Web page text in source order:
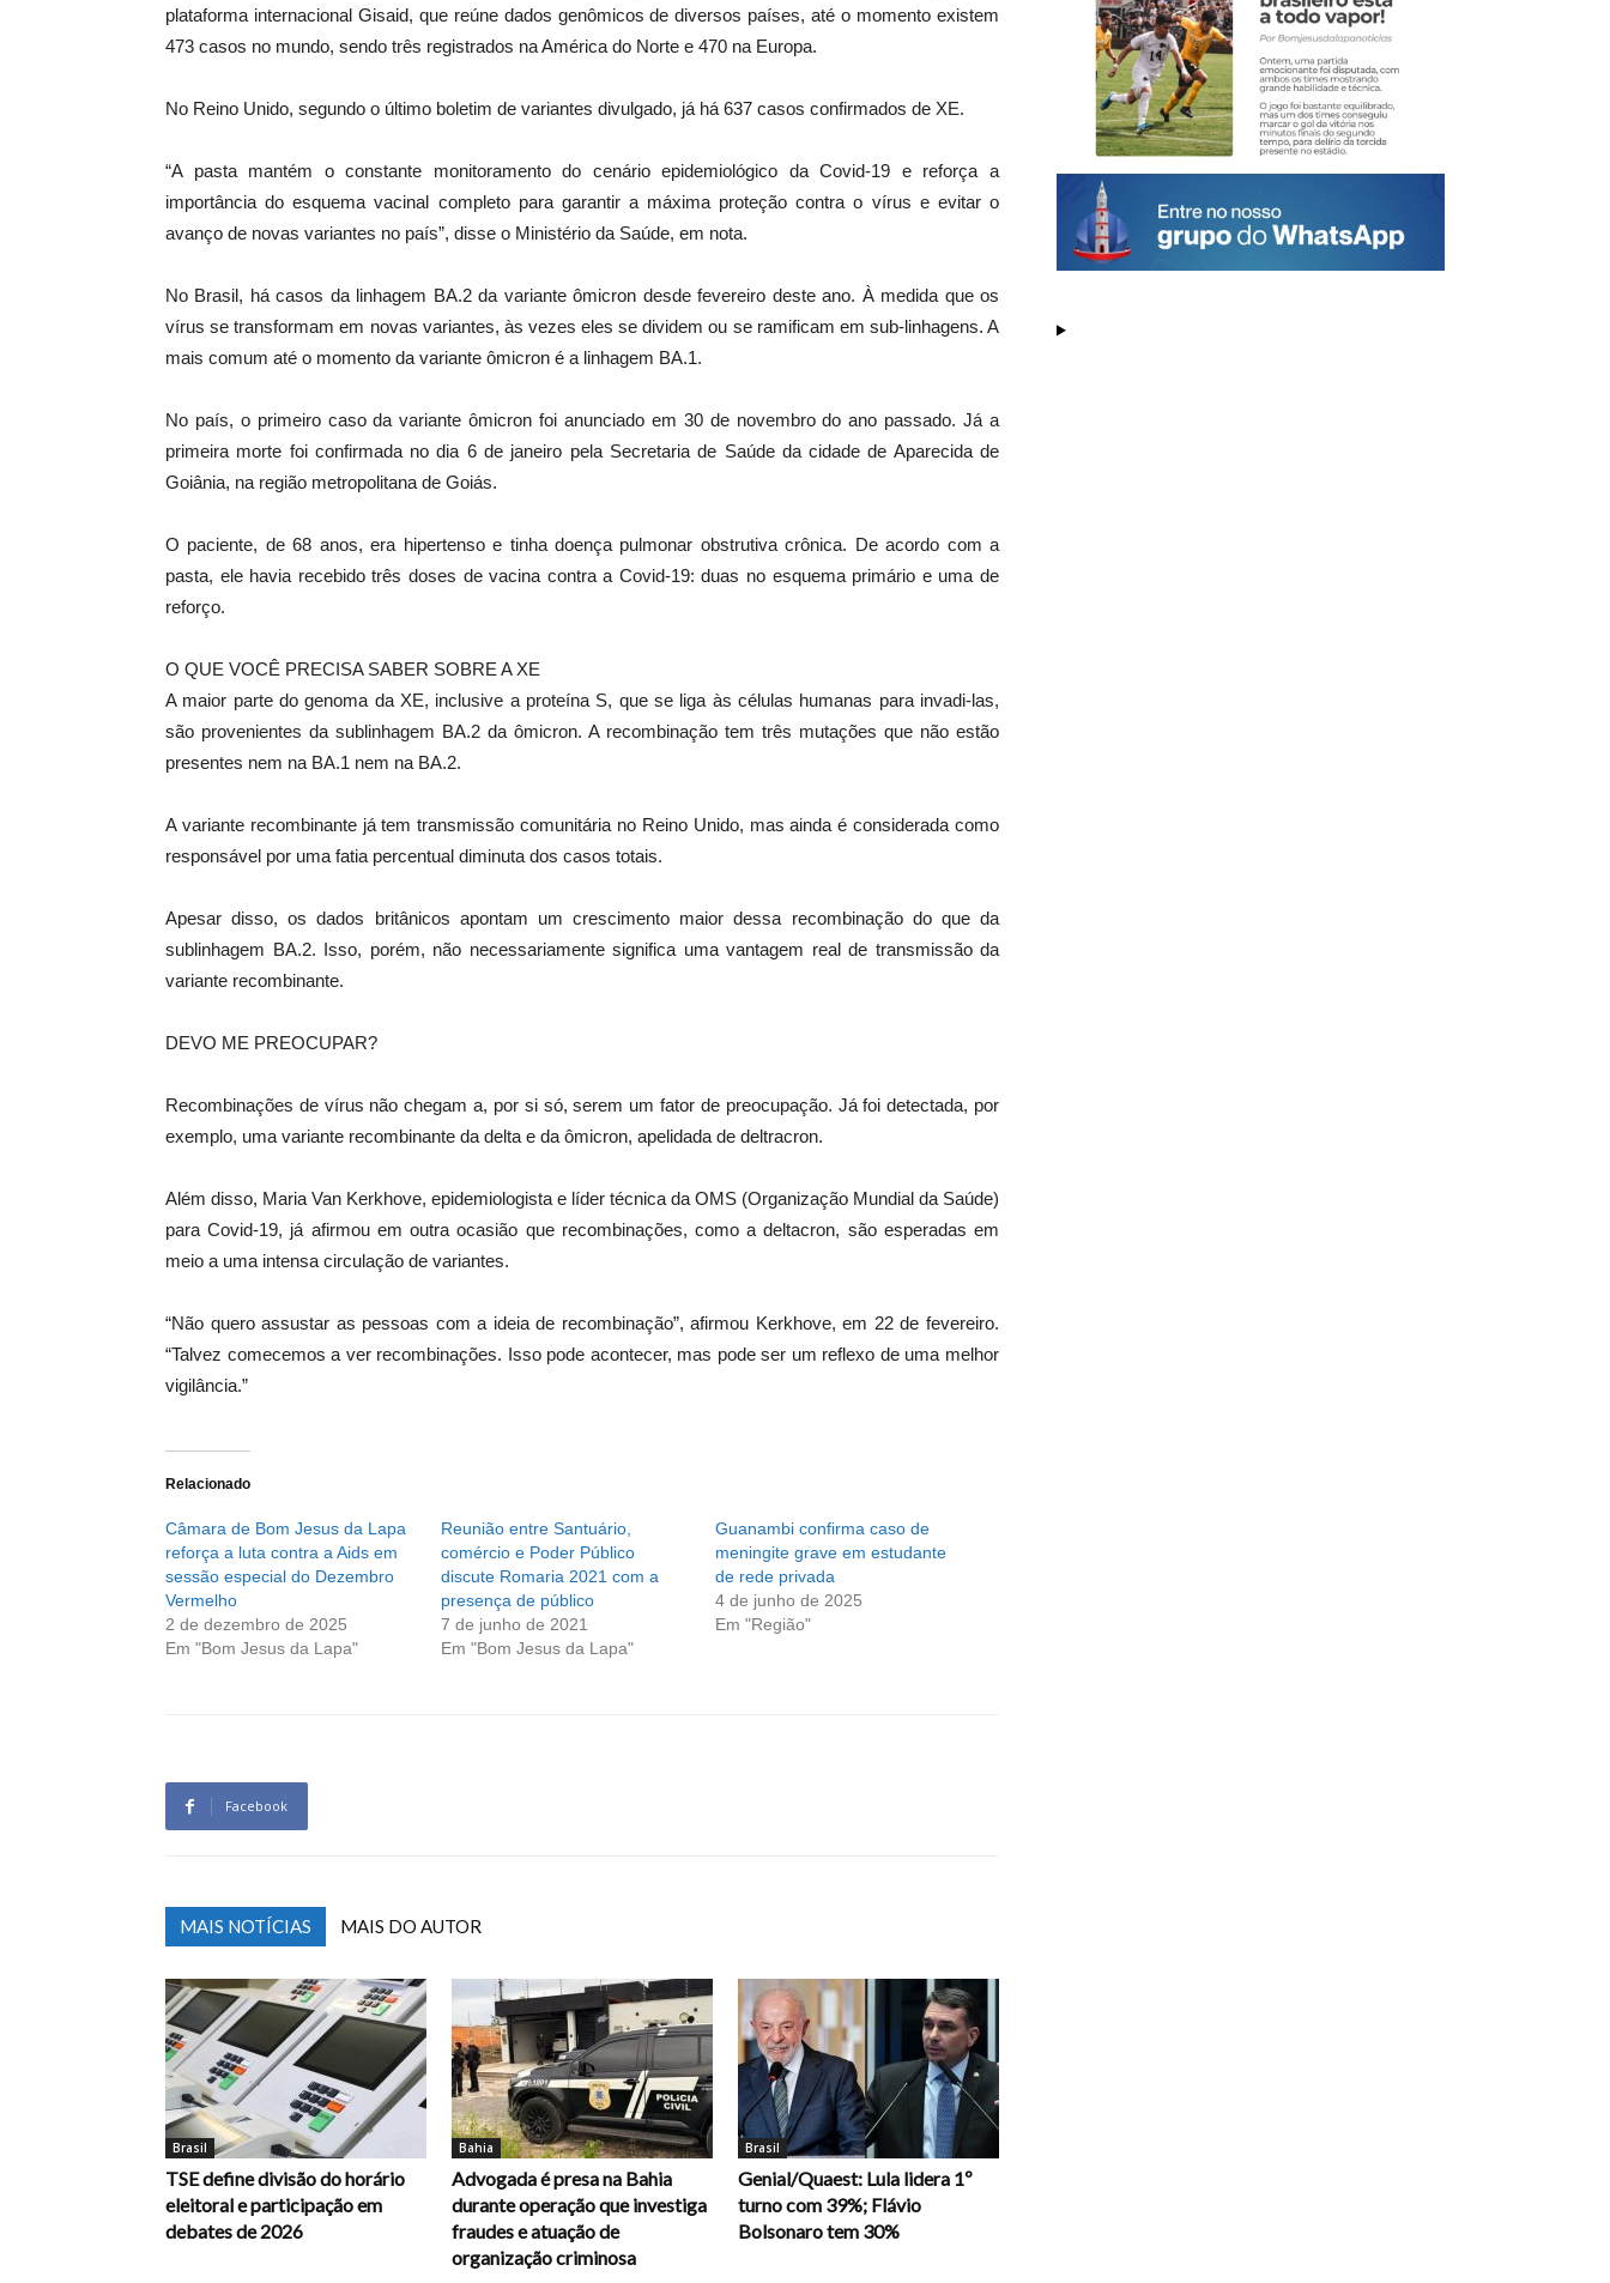
plataforma internacional Gisaid, que reúne dados genômicos de diversos países, até o momento existem
473 casos no mundo, sendo três registrados na América do Norte e 470 na Europa.
No Reino Unido, segundo o último boletim de variantes divulgado, já há 637 casos confirmados de XE.
“A pasta mantém o constante monitoramento do cenário epidemiológico da Covid-19 e reforça a
importância do esquema vacinal completo para garantir a máxima proteção contra o vírus e evitar o
avanço de novas variantes no país”, disse o Ministério da Saúde, em nota.
No Brasil, há casos da linhagem BA.2 da variante ômicron desde fevereiro deste ano. À medida que os
vírus se transformam em novas variantes, às vezes eles se dividem ou se ramificam em sub-linhagens. A
mais comum até o momento da variante ômicron é a linhagem BA.1.
No país, o primeiro caso da variante ômicron foi anunciado em 30 de novembro do ano passado. Já a
primeira morte foi confirmada no dia 6 de janeiro pela Secretaria de Saúde da cidade de Aparecida de
Goiânia, na região metropolitana de Goiás.
O paciente, de 68 anos, era hipertenso e tinha doença pulmonar obstrutiva crônica. De acordo com a
pasta, ele havia recebido três doses de vacina contra a Covid-19: duas no esquema primário e uma de
reforço.
O QUE VOCÊ PRECISA SABER SOBRE A XE
A maior parte do genoma da XE, inclusive a proteína S, que se liga às células humanas para invadi-las,
são provenientes da sublinhagem BA.2 da ômicron. A recombinação tem três mutações que não estão
presentes nem na BA.1 nem na BA.2.
A variante recombinante já tem transmissão comunitária no Reino Unido, mas ainda é considerada como
responsável por uma fatia percentual diminuta dos casos totais.
Apesar disso, os dados britânicos apontam um crescimento maior dessa recombinação do que da
sublinhagem BA.2. Isso, porém, não necessariamente significa uma vantagem real de transmissão da
variante recombinante.
DEVO ME PREOCUPAR?
Recombinações de vírus não chegam a, por si só, serem um fator de preocupação. Já foi detectada, por
exemplo, uma variante recombinante da delta e da ômicron, apelidada de deltracron.
Além disso, Maria Van Kerkhove, epidemiologista e líder técnica da OMS (Organização Mundial da Saúde)
para Covid-19, já afirmou em outra ocasião que recombinações, como a deltacron, são esperadas em
meio a uma intensa circulação de variantes.
“Não quero assustar as pessoas com a ideia de recombinação”, afirmou Kerkhove, em 22 de fevereiro.
“Talvez comecemos a ver recombinações. Isso pode acontecer, mas pode ser um reflexo de uma melhor
vigilância.”
Relacionado
Câmara de Bom Jesus da Lapa
reforça a luta contra a Aids em
sessão especial do Dezembro
Vermelho
2 de dezembro de 2025
Em "Bom Jesus da Lapa"
Reunião entre Santuário,
comércio e Poder Público
discute Romaria 2021 com a
presença de público
7 de junho de 2021
Em "Bom Jesus da Lapa"
Guanambi confirma caso de
meningite grave em estudante
de rede privada
4 de junho de 2025
Em "Região"
Facebook
MAIS NOTÍCIAS MAIS DO AUTOR
Brasil
TSE define divisão do horário
eleitoral e participação em
debates de 2026
Bahia
Advogada é presa na Bahia
durante operação que investiga
fraudes e atuação de
organização criminosa
Brasil
Genial/Quaest: Lula lidera 1º
turno com 39%; Flávio
Bolsonaro tem 30%